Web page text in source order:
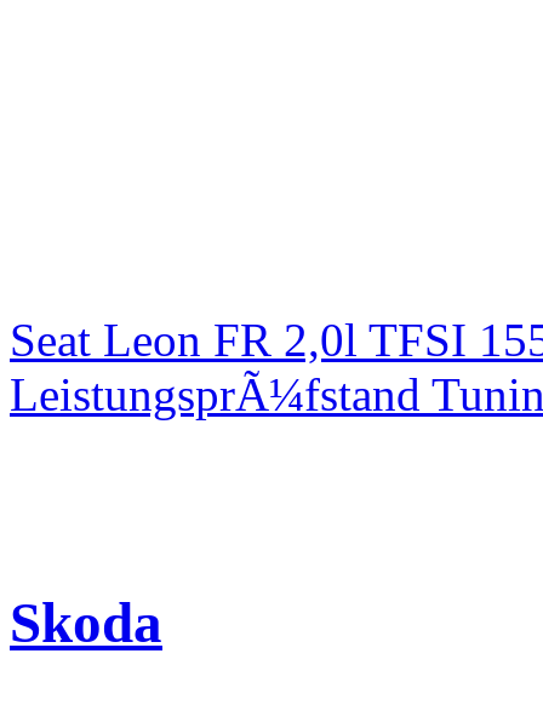
Seat Leon FR 2,0l TFSI
LeistungsprÃ¼fstand
Skoda